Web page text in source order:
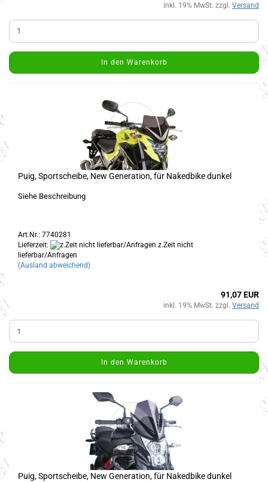
inkl. 19% MwSt. zzgl. Versand
In den Warenkorb
Puig, Sportscheibe, New Generation, für Nakedbike dunkel
Siehe Beschreibung
Art.Nr.: 7740281
Lieferzeit:
z.Zeit nicht
lieferbar/Anfragen
(Ausland abweichend)
91,07 EUR
inkl. 19% MwSt. zzgl. Versand
In den Warenkorb
Puig, Sportscheibe, New Generation, für Nakedbike dunkel